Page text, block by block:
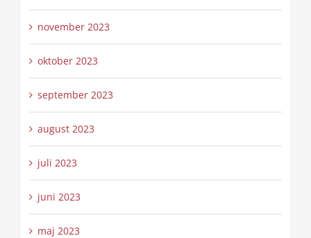
november 2023
oktober 2023
september 2023
august 2023
juli 2023
juni 2023
maj 2023